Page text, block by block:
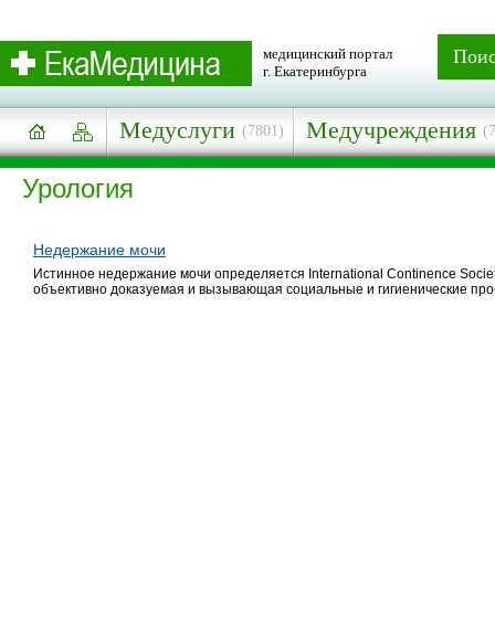
медицинский портал
г. Екатеринбурга
Медуслуги (7801) Медучреждения
Урология
Недержание мочи
Истинное недержание мочи определяется International Continence
объективно доказуемая и вызывающая социальные и гигиенические